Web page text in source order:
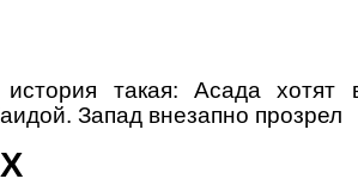
такая: Асада хотят
Запад внезапно прозрел